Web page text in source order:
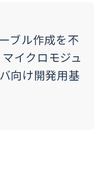
ブル作成を不
イクロモジュ
向け開発用基